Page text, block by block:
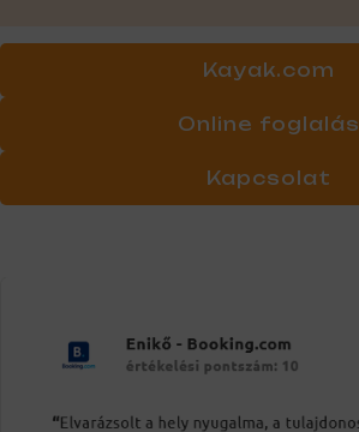
Kayak.com
Online foglalás
Kapcsolat